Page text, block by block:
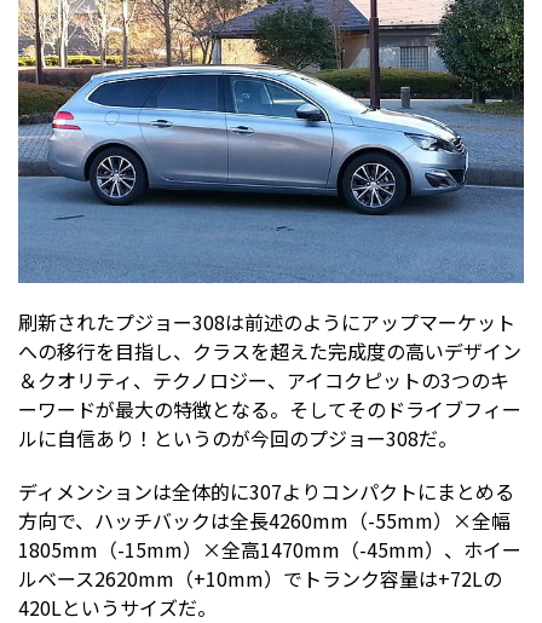
刷新されたプジョー308は前述のようにアップマーケット
への移行を目指し、クラスを超えた完成度の高いデザイン
＆クオリティ、テクノロジー、アイコクピットの3つのキ
ーワードが最大の特徴となる。そしてそのドライブフィー
ルに自信あり！というのが今回のプジョー308だ。
ディメンションは全体的に307よりコンパクトにまとめる
方向で、ハッチバックは全長4260mm（-55mm）×全幅
1805mm（-15mm）×全高1470mm（-45mm）、ホイー
ルベース2620mm（+10mm）でトランク容量は+72Lの
420Lというサイズだ。